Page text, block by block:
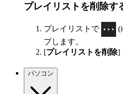
プレイリストを削除す
プレイリストで
プします。
[プレイリストを削除]
パソコン